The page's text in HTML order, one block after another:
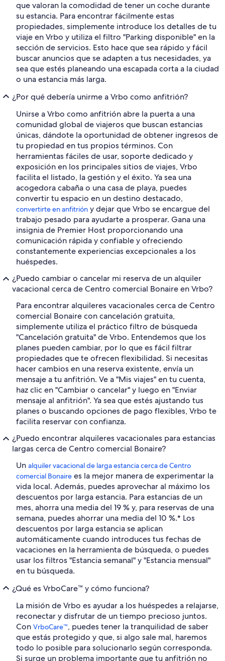
que valoran la comodidad de tener un coche durante
su estancia. Para encontrar fácilmente estas
propiedades, simplemente introduce los detalles de tu
viaje en Vrbo y utiliza el filtro "Parking disponible" en la
sección de servicios. Esto hace que sea rápido y fácil
buscar anuncios que se adapten a tus necesidades, ya
sea que estés planeando una escapada corta a la ciudad
o una estancia más larga.
¿Por qué debería unirme a Vrbo como anfitrión?
Unirse a Vrbo como anfitrión abre la puerta a una
comunidad global de viajeros que buscan estancias
únicas, dándote la oportunidad de obtener ingresos de
tu propiedad en tus propios términos. Con
herramientas fáciles de usar, soporte dedicado y
exposición en los principales sitios de viajes, Vrbo
facilita el listado, la gestión y el éxito. Ya sea una
acogedora cabaña o una casa de playa, puedes
convertir tu espacio en un destino destacado,
convertirte en anfitrión y dejar que Vrbo se encargue del
trabajo pesado para ayudarte a prosperar. Gana una
insignia de Premier Host proporcionando una
comunicación rápida y confiable y ofreciendo
constantemente experiencias excepcionales a los
huéspedes.
¿Puedo cambiar o cancelar mi reserva de un alquiler
vacacional cerca de Centro comercial Bonaire en Vrbo?
Para encontrar alquileres vacacionales cerca de Centro
comercial Bonaire con cancelación gratuita,
simplemente utiliza el práctico filtro de búsqueda
"Cancelación gratuita" de Vrbo. Entendemos que los
planes pueden cambiar, por lo que es fácil filtrar
propiedades que te ofrecen flexibilidad. Si necesitas
hacer cambios en una reserva existente, envía un
mensaje a tu anfitrión. Ve a "Mis viajes" en tu cuenta,
haz clic en "Cambiar o cancelar" y luego en "Enviar
mensaje al anfitrión". Ya sea que estés ajustando tus
planes o buscando opciones de pago flexibles, Vrbo te
facilita reservar con confianza.
¿Puedo encontrar alquileres vacacionales para estancias
largas cerca de Centro comercial Bonaire?
Un alquiler vacacional de larga estancia cerca de Centro
comercial Bonaire es la mejor manera de experimentar la
vida local. Además, puedes aprovechar al máximo los
descuentos por larga estancia. Para estancias de un
mes, ahorra una media del 19 % y, para reservas de una
semana, puedes ahorrar una media del 10 %.* Los
descuentos por larga estancia se aplican
automáticamente cuando introduces tus fechas de
vacaciones en la herramienta de búsqueda, o puedes
usar los filtros "Estancia semanal" y "Estancia mensual"
en tu búsqueda.
¿Qué es VrboCare™ y cómo funciona?
La misión de Vrbo es ayudar a los huéspedes a relajarse,
reconectar y disfrutar de un tiempo precioso juntos.
Con VrboCare™, puedes tener la tranquilidad de saber
que estás protegido y que, si algo sale mal, haremos
todo lo posible para solucionarlo según corresponda.
Si surge un problema importante que tu anfitrión no